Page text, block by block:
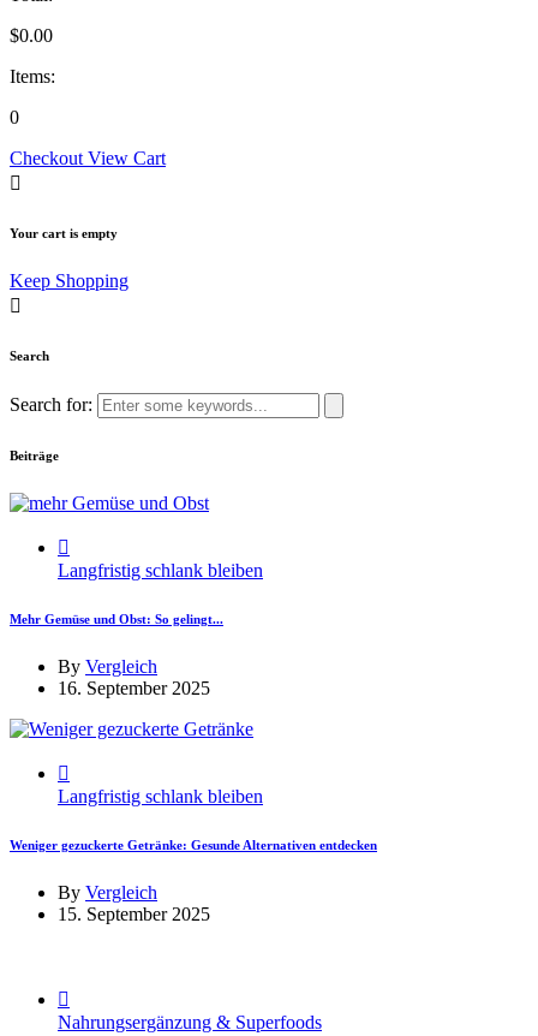
$0.00
Items:
0
Checkout View Cart
Your cart is empty
Keep Shopping
Search
Search for:
Beiträge
Langfristig schlank bleiben
Mehr Gemüse und Obst: So gelingt...
By Vergleich
16. September 2025
Langfristig schlank bleiben
Weniger gezuckerte Getränke: Gesunde Alternativen entdecken
By Vergleich
15. September 2025
Nahrungsergänzung & Superfoods